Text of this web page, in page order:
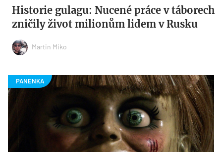
Historie gulagu: Nucené práce v táborech
zničily život milionům lidem v Rusku
Martin Miko